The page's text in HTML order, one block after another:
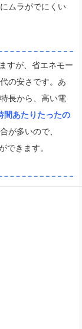
ムラがでにくい
すが、省エネモー
の安さです。あ
長から、高い電
間あたりたったの
が多いので、
できます。